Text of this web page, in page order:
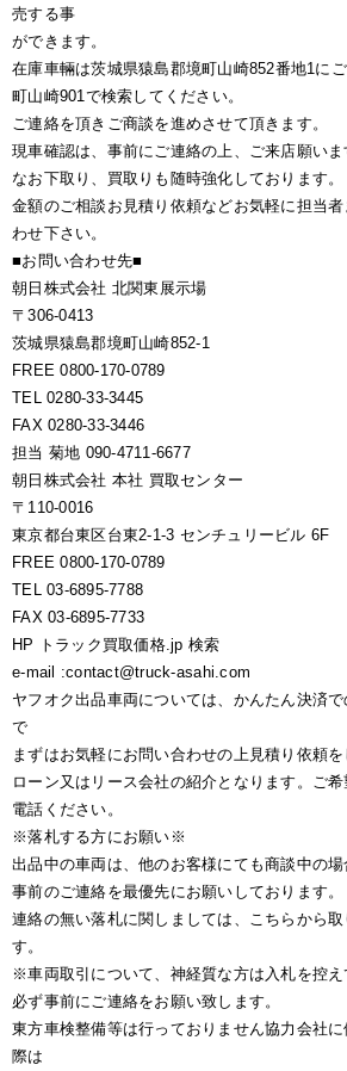
売する事
ができます。
在庫車輛は茨城県猿島郡境町山崎852番地1に
町山崎901で検索してください。
ご連絡を頂きご商談を進めさせて頂きます。
現車確認は、事前にご連絡の上、ご来店願いま
なお下取り、買取りも随時強化しております。
金額のご相談お見積り依頼などお気軽に担当
わせ下さい。
■お問い合わせ先■
朝日株式会社 北関東展示場
〒306-0413
茨城県猿島郡境町山崎852-1
FREE 0800-170-0789
TEL 0280-33-3445
FAX 0280-33-3446
担当 菊地 090-4711-6677
朝日株式会社 本社 買取センター
〒110-0016
東京都台東区台東2-1-3 センチュリービル 6F
FREE 0800-170-0789
TEL 03-6895-7788
FAX 03-6895-7733
HP トラック買取価格.jp 検索
e-mail :contact@truck-asahi.com
ヤフオク出品車両については、かんたん決済
で
まずはお気軽にお問い合わせの上見積り依頼を
ローン又はリース会社の紹介となります。ご
電話ください。
※落札する方にお願い※
出品中の車両は、他のお客様にても商談中の
事前のご連絡を最優先にお願いしております。
連絡の無い落札に関しましては、こちらから
す。
※車両取引について、神経質な方は入札を控え
必ず事前にご連絡をお願い致します。
東方車検整備等は行っておりません協力会社
際は